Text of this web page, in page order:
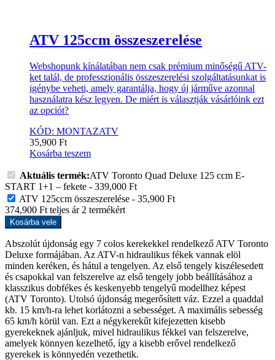
ATV 125ccm összeszerelése
Webshopunk kínálatában nem csak prémium minőségű ATV-
ket talál, de professzionális összeszerelési szolgáltatásunkat is
igénybe veheti, amely garantálja, hogy új járműve azonnal
használatra kész legyen. De miért is választják vásárlóink ezt
az opciót?
KÓD: MONTAZATV
35,900 Ft
Kosárba teszem
Aktuális termék:ATV Toronto Quad Deluxe 125 ccm E-
START 1+1 – fekete - 339,000 Ft
ATV 125ccm összeszerelése - 35,900 Ft
374,900 Ft teljes ár 2 termékért
Kosárba vele
Abszolút újdonság egy 7 colos kerekekkel rendelkező ATV Toronto
Deluxe formájában. Az ATV-n hidraulikus fékek vannak elöl
minden keréken, és hátul a tengelyen. Az első tengely kiszélesedett
és csapokkal van felszerelve az első tengely jobb beállításához a
klasszikus dobfékes és keskenyebb tengelyű modellhez képest
(ATV Toronto). Utolsó újdonság megerősített váz. Ezzel a quaddal
kb. 15 km/h-ra lehet korlátozni a sebességet. A maximális sebesség
65 km/h körül van. Ezt a négykerekűt kifejezetten kisebb
gyerekeknek ajánljuk, mivel hidraulikus fékkel van felszerelve,
amelyek könnyen kezelhető, így a kisebb erővel rendelkező
gyerekek is könnyedén vezethetik.